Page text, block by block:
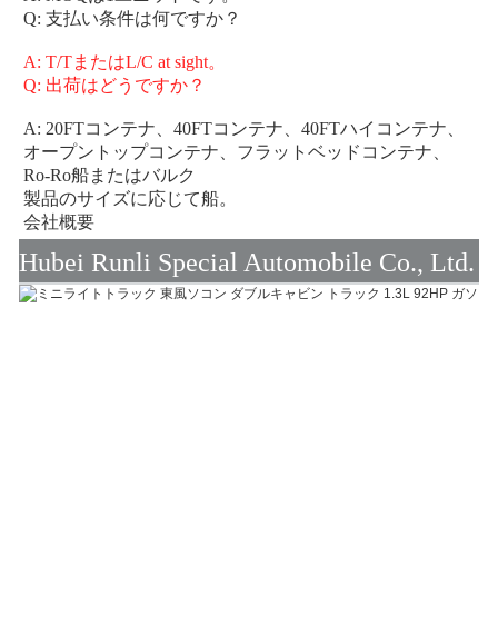
Q: 支払い条件は何ですか？
A: T/TまたはL/C at sight。
Q: 出荷はどうですか？
A: 20FTコンテナ、40FTコンテナ、40FTハイコンテナ、
オープントップコンテナ、フラットベッドコンテナ、
Ro-Ro船またはバルク
製品のサイズに応じて船。
会社概要
Hubei Runli Special Automobile Co., Ltd.